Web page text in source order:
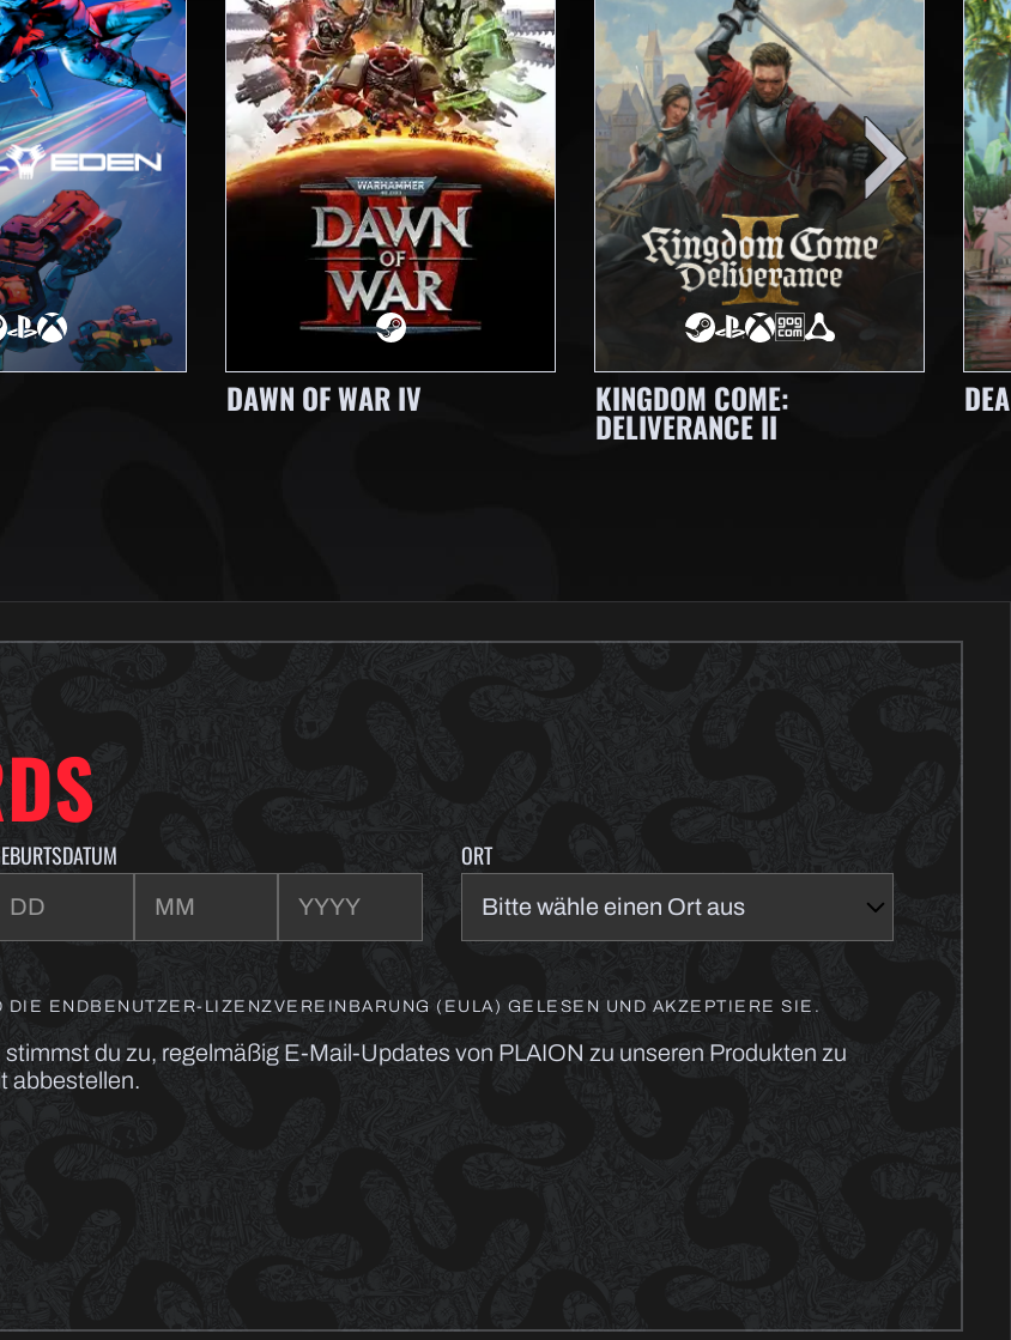
DAWN OF WAR IV KINGDOM COME:
DELIVERANCE II
ORT
DIE ENDBENUTZER-LIZENZVEREINBARUNG (EULA) GELESEN UND AKZEPTIERE SIE.
du zu, regelmäßig E-Mail-Updates von PLAION zu unseren Produkten zu
abbestellen.